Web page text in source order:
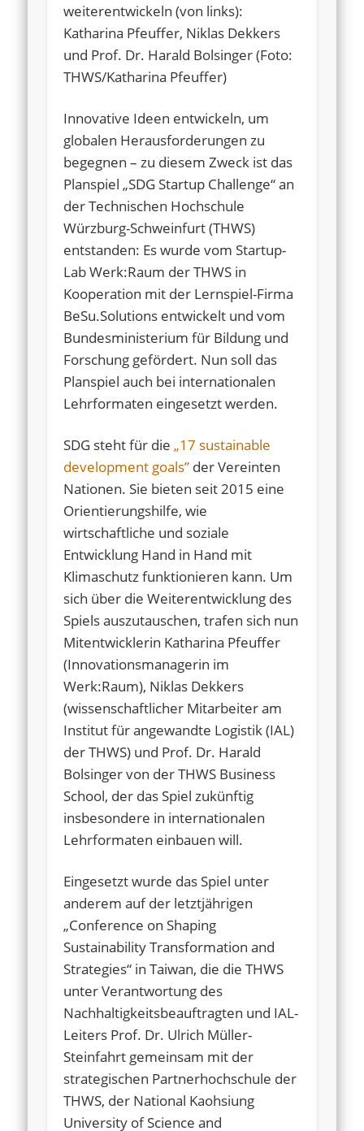
weiterentwickeln (von links):
Katharina Pfeuffer, Niklas Dekkers
und Prof. Dr. Harald Bolsinger (Foto:
THWS/Katharina Pfeuffer)
Innovative Ideen entwickeln, um
globalen Herausforderungen zu
begegnen – zu diesem Zweck ist das
Planspiel „SDG Startup Challenge“ an
der Technischen Hochschule
Würzburg-Schweinfurt (THWS)
entstanden: Es wurde vom Startup-
Lab Werk:Raum der THWS in
Kooperation mit der Lernspiel-Firma
BeSu.Solutions entwickelt und vom
Bundesministerium für Bildung und
Forschung gefördert. Nun soll das
Planspiel auch bei internationalen
Lehrformaten eingesetzt werden.
SDG steht für die„17 sustainable
development goals” der Vereinten
Nationen. Sie bieten seit 2015 eine
Orientierungshilfe, wie
wirtschaftliche und soziale
Entwicklung Hand in Hand mit
Klimaschutz funktionieren kann. Um
sich über die Weiterentwicklung des
Spiels auszutauschen, trafen sich nun
Mitentwicklerin Katharina Pfeuffer
(Innovationsmanagerin im
Werk:Raum), Niklas Dekkers
(wissenschaftlicher Mitarbeiter am
Institut für angewandte Logistik (IAL)
der THWS) und Prof. Dr. Harald
Bolsinger von der THWS Business
School, der das Spiel zukünftig
insbesondere in internationalen
Lehrformaten einbauen will.
Eingesetzt wurde das Spiel unter
anderem auf der letztjährigen
„Conference on Shaping
Sustainability Transformation and
Strategies“ in Taiwan, die die THWS
unter Verantwortung des
Nachhaltigkeitsbeauftragten und IAL-
Leiters Prof. Dr. Ulrich Müller-
Steinfahrt gemeinsam mit der
strategischen Partnerhochschule der
THWS, der National Kaohsiung
University of Science and